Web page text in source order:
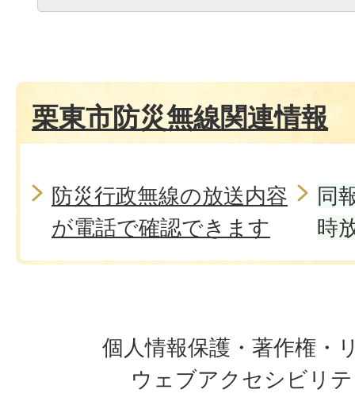
栗東市防災無線関連情報
防災行政無線の放送内容
が電話で確認できます
同
時
個人情報保護・著作権・
ウェブアクセシビリ